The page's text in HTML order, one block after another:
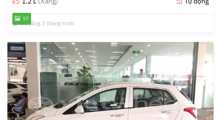
17
Đã đăng 3 tháng trước